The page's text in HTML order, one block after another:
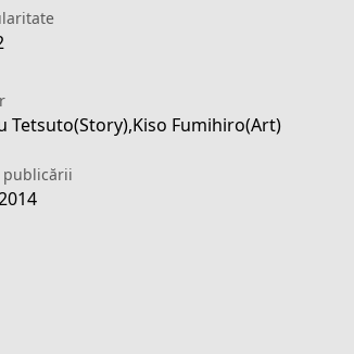
Tetsuto(Story),Kiso Fumihiro(Art)
publicării